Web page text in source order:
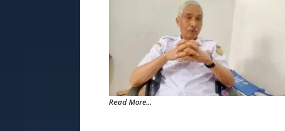
Read More...